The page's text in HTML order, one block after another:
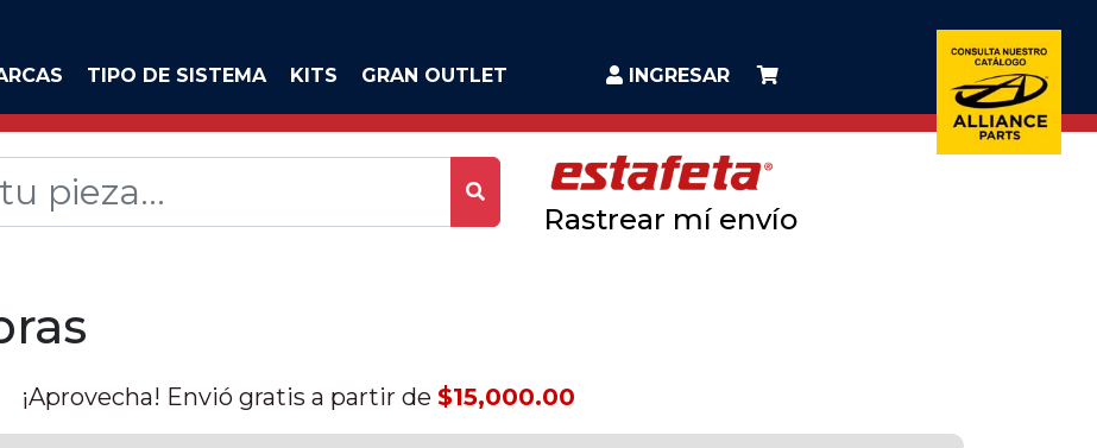
TIPO DE SISTEMA KITS GRAN OUTLET INGRESAR
Rastrear mí envío
¡Aprovecha! Envió gratis a partir de $15,000.00